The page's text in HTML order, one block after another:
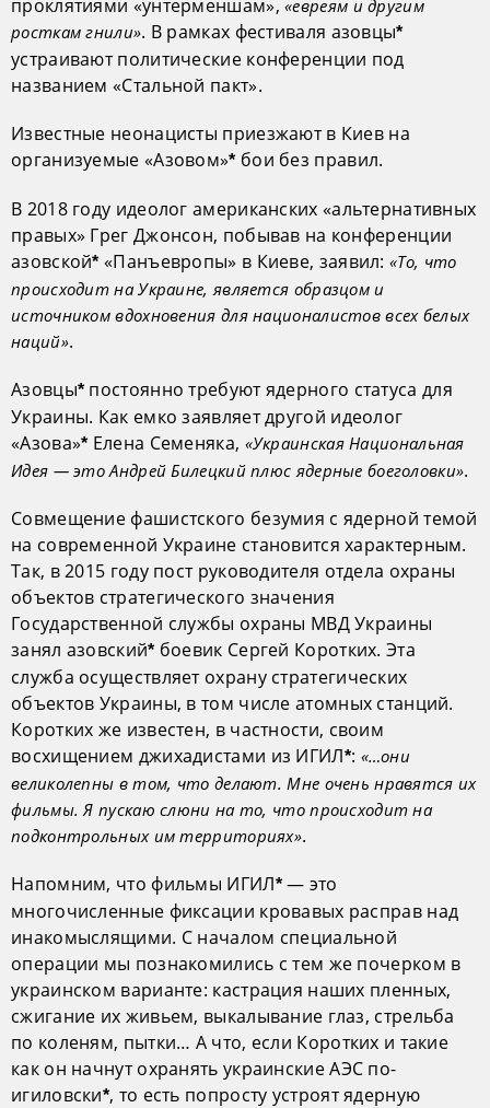
проклятиями «унтерменшам»,«евреям и другим
росткам гнили». В рамках фестиваля азовцы*
устраивают политические конференции под
названием «Стальной пакт».
Известные неонацисты приезжают в Киев на
организуемые «Азовом»* бои без правил.
В 2018 году идеолог американских «альтернативных
правых» Грег Джонсон, побывав на конференции
азовской* «Панъевропы» в Киеве, заявил:«То, что
происходит на Украине, является образцом и
источником вдохновения для националистов всех белых
наций».
Азовцы* постоянно требуют ядерного статуса для
Украины. Как емко заявляет другой идеолог
«Азова»* Елена Семеняка, «Украинская Национальная
Идея — это Андрей Билецкий плюс ядерные боеголовки».
Совмещение фашистского безумия с ядерной темой
на современной Украине становится характерным.
Так, в 2015 году пост руководителя отдела охраны
объектов стратегического значения
Государственной службы охраны МВД Украины
занял азовский* боевик Сергей Коротких. Эта
служба осуществляет охрану стратегических
объектов Украины, в том числе атомных станций.
Коротких же известен, в частности, своим
восхищением джихадистами из ИГИЛ*: «…они
великолепны в том, что делают. Мне очень нравятся их
фильмы. Я пускаю слюни на то, что происходит на
подконтрольных им территориях».
Напомним, что фильмы ИГИЛ*— это
многочисленные фиксации кровавых расправ над
инакомыслящими. С началом специальной
операции мы познакомились с тем же почерком в
украинском варианте: кастрация наших пленных,
сжигание их живьем, выкалывание глаз, стрельба
по коленям, пытки… А что, если Коротких и такие
как он начнут охранять украинские АЭС по-
игиловски*, то есть попросту устроят ядерную